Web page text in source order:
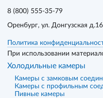
8 (800) 555-35-79
Оренбург, ул. Донгузская д.16
Политика
При использовании
Холодильные камеры
Камеры с замковым
Камеры с профильным
Пивные камеры